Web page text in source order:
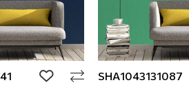
add to wishlistSHA1043131087